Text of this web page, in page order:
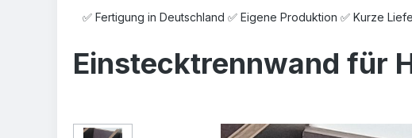
✅ Fertigung in Deutschland ✅ Eigene Produktion ✅ Kurze
Einstecktrennwand für
Bildergalerie überspringen